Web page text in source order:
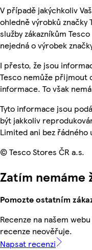
V případě jakýchkoliv
ohledně výrobků
služby zákazníkům
nejedná o výrobek
I přesto, že jsou
Tesco nemůže přijmout
informace. To však
Tyto informace jsou
být jakkoliv
Limited ani bez řádného
© Tesco Stores ČR a.s.
Zatím nemáme
Pomozte ostatním
Recenze na našem
recenze neověřuje.
Napsat recenzi